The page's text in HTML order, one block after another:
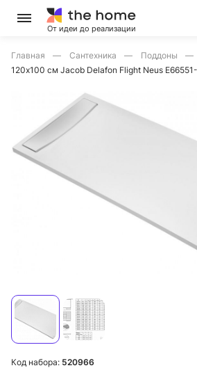
От идеи до реализации
Главная Сантехника Поддоны
120x100 см Jacob Delafon Flight Neus
Код набора: 520966